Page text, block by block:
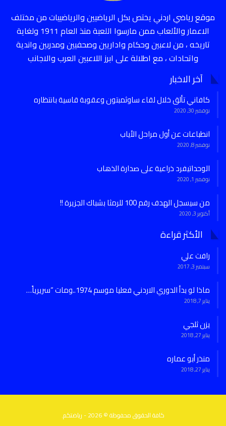
موقع رياضي اردني يختص بكل الرياضيين والرياضييات من مختلف
الاعمار والألعاب ممن مارسوا اللعبة منذ العام 1911 ولغاية
تاريخه ، من لاعبين وحكام واداريين وصحفيين ومدربين واندية
واتحادات ، مع اطلالة على ابرز اللاعبين العرب والاجانب
آخر الاخبار
كافاني تألق خلال لقاء ساوثمبتون وعقوبة قاسية بانتظاره
نوفمبر 30, 2020
انطباعات عن أول مراحل الأياب
نوفمبر 8, 2020
الوحداتيفرد ذراعية على صدارة الذهاب
نوفمبر 1, 2020
من سيسجل الهدف رقم 100 للرمثا بشباك الجزيرة !!
أكتوبر 3, 2020
الأكثر قراءة
رافت علي
سبتمبر 3, 2017
ماذا لو بدأ الدوري الاردني فعليا موسم 1974..ومات “سريرياً…
يناير 7, 2018
يزن ثلجي
يناير 27, 2018
منذر أبو عماره
يناير 27, 2018
كافة الحقوق محفوظة © 2026 - رياضتكم.